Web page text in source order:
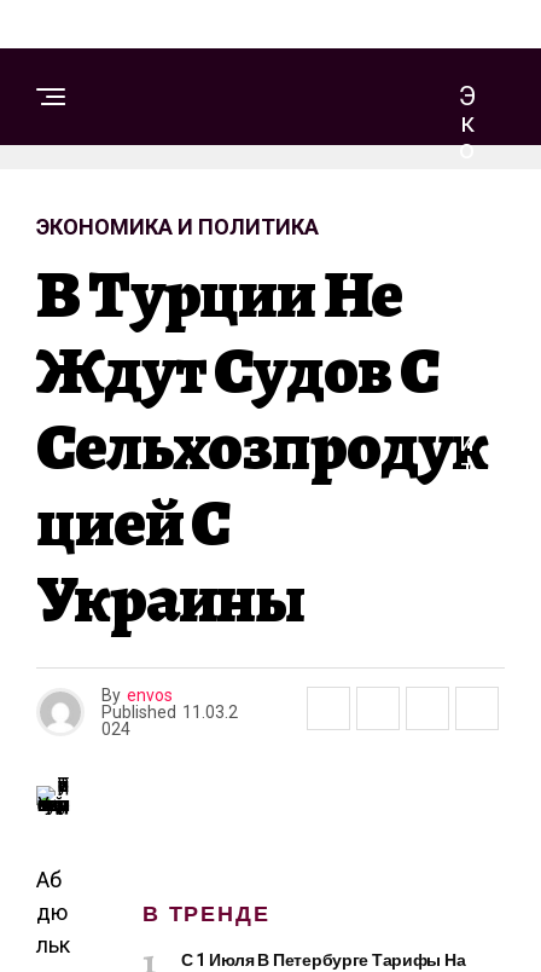
Э
К
О
И
Т
ЭКОНОМИКА И ПОЛИТИКА
В Турции Не
Ждут Судов С
Сельхозпродук
Цией С
Украины
By envos
Published 11.03.2
024
Аб
дю
льк
В ТРЕНДЕ
С 1 Июля В Петербурге Тарифы На